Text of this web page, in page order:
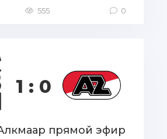
555 0
1 : 0
прямой эфир